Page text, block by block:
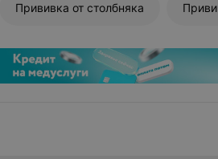
Прививка от столбняка